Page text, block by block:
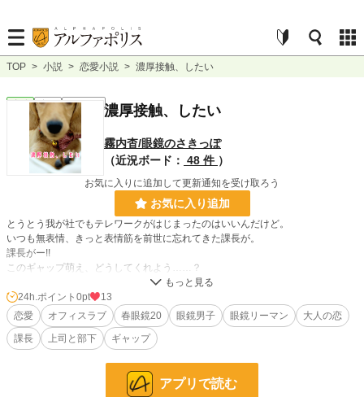
TOP > 小説 > 恋愛小説 > 濃厚接触、したい
完結 ｼｮｰﾄｼｮｰﾄ 濃厚接触、したい
霧内杳/眼鏡のさきっぽ
（近況ボード： 48 件 ）
お気に入りに追加して更新通知を受け取ろう
お気に入り追加
とうとう我が社でもテレワークがはじまったのはいいんだけど。
いつも無表情、きっと表情筋を前世に忘れてきた課長が。
課長がー!!
このギャップ萌え、どうしてくれよう……？
******
2020/04/30 公開
******
228,997 位 / 228,997 件
24h.ポイント 0pt
13
恋愛
オフィスラブ 春眼鏡20 眼鏡男子 眼鏡リーマン
大人の恋
課長
上司と部下 ギャップ
アプリで読む